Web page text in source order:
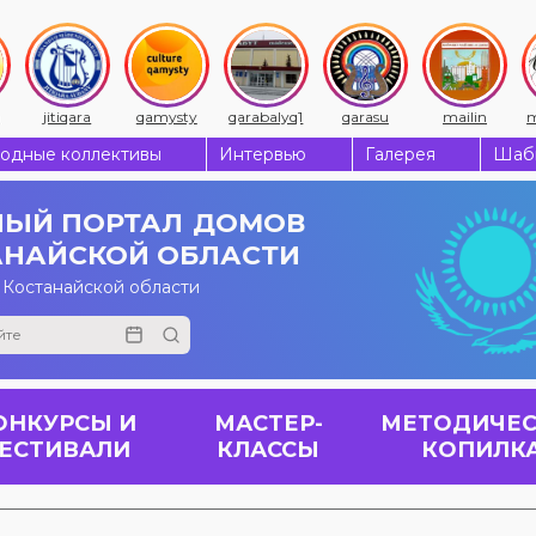
jitiqara qamysty qarabalyq1 qarasu mailin
коллективы Интервью Галерея
ПОРТАЛ ДОМОВ
ОБЛАСТИ
области
И
МАСТЕР-
КЛАССЫ